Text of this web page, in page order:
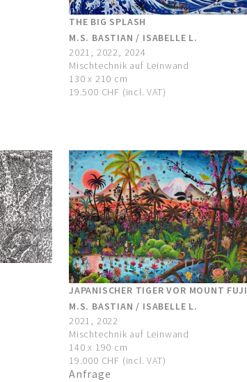
THE BIG SPLASH
M.S. BASTIAN / ISABELLE L.
2021, 2022, 2024
Mischtechnik auf Leinwand
130 x 210 cm
19.500 CHF (incl. VAT)
JAPANISCHER TIGER VOR MOUNT FUJI
M.S. BASTIAN / ISABELLE L.
2021, 2022
Mischtechnik auf Leinwand
140 x 190 cm
19.000 CHF (incl. VAT)
Anfrage